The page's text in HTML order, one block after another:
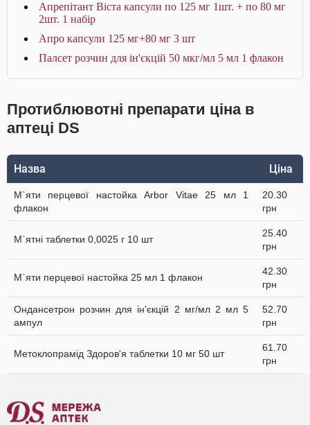
Апрепітант Віста капсули по 125 мг 1шт. + по 80 мг
2шт. 1 набір
Апро капсули 125 мг+80 мг 3 шт
Палсет розчин для ін'єкцій 50 мкг/мл 5 мл 1 флакон
Протиблювотні препарати ціна в
аптеці DS
Назва Ціна
М`яти перцевої настойка Arbor Vitae 25 мл 1
флакон
20.30
грн
М`ятні таблетки 0,0025 г 10 шт
25.40
грн
М`яти перцевої настойка 25 мл 1 флакон
42.30
грн
Ондансетрон розчин для ін'єкцій 2 мг/мл 2 мл 5
ампул
52.70
грн
Метоклопрамід Здоров'я таблетки 10 мг 50 шт
61.70
грн